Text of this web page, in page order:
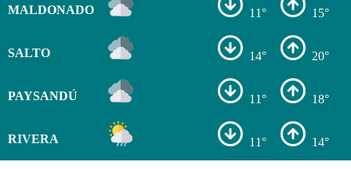
MALDONADO 11° 15°
SALTO 14° 20°
PAYSANDÚ 11° 18°
RIVERA 11° 14°